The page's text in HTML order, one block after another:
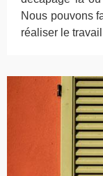
Nous pouvons
réaliser le